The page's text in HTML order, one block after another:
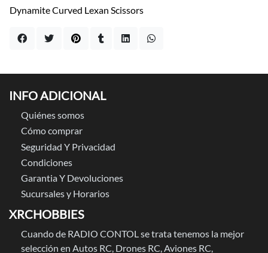
Dynamite Curved Lexan Scissors
INFO ADICIONAL
Quiénes somos
Cómo comprar
Seguridad Y Privacidad
Condiciones
Garantia Y Devoluciones
Sucursales y Horarios
XRCHOBBIES
Cuando de RADIO CONTOL se trata tenemos la mejor
selección en Autos RC, Drones RC, Aviones RC,